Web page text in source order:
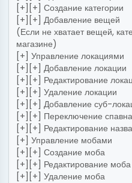
[+][+] Создание категории
[+][+] Добавление вещей
(Если не хватает вещей,
магазине)
[+] Управление локациями
[+][+] Добавление локации
[+][+] Редактирование
[+][+] Удаление локации
[+][+] Добавление суб-
[+][+] Переключение
[+][+] Редактирование
[+] Управление мобами
[+][+] Создание моба
[+][+] Редактирование моба
[+][+] Удаление моба